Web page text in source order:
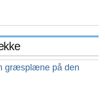
græsplæne på den